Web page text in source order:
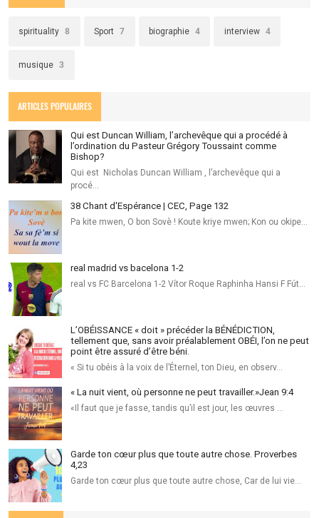
spirituality 8 Sport 7 biographie 4 interview 4
musique 3
ARTICLES POPULAIRES
Qui est Duncan William, l’archevêque qui a procédé à
l’ordination du Pasteur Grégory Toussaint comme
Bishop?
Qui est Nicholas Duncan William , l’archevêque qui a
procé…
38 Chant d'Espérance | CEC, Page 132
Pa kite mwen, O bon Sovè ! Koute kriye mwen; Kon ou okipe…
real madrid vs bacelona 1-2
real vs FC Barcelona 1-2 Vítor Roque Raphinha Hansi F Fút…
L’OBÉISSANCE « doit » précéder la BÉNÉDICTION,
tellement que, sans avoir préalablement OBÉI, l’on ne peut
point être assuré d’être béni.
« Si tu obéis à la voix de l’Éternel, ton Dieu, en observ…
« La nuit vient, où personne ne peut travailler.»Jean‬ ‭9:4‬ ‭
«Il faut que je fasse, tandis qu’il est jour, les œuvres …
Garde ton cœur plus que toute autre chose. Proverbes
4,23
Garde ton cœur plus que toute autre chose, Car de lui vie…